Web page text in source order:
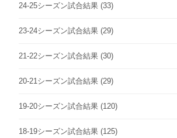
24-25シーズン試合結果 (33)
23-24シーズン試合結果 (29)
21-22シーズン試合結果 (30)
20-21シーズン試合結果 (29)
19-20シーズン試合結果 (120)
18-19シーズン試合結果 (125)